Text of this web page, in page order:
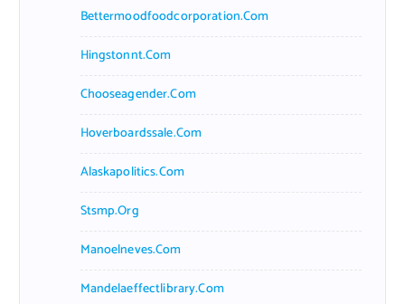
Bettermoodfoodcorporation.com
Hingstonnt.com
Chooseagender.com
Hoverboardssale.com
Alaskapolitics.com
Stsmp.org
Manoelneves.com
Mandelaeffectlibrary.com